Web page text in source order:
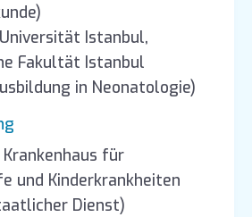
Universität Istanbul,
Fakultät Istanbul
in Neonatologie)
Krankenhaus für
und Kinderkrankheiten
Dienst)